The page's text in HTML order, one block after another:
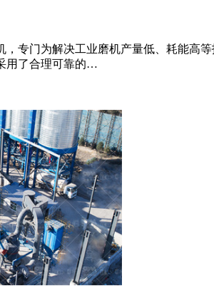
，专门为解决工业磨机产量低、耗能高
用了合理可靠的…